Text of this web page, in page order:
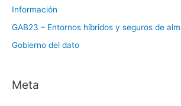
Información
GAB23 – Entornos híbridos y seguros de
Gobierno del dato
Meta